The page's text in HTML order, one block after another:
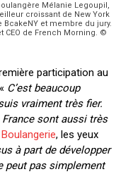
Mélanie Legoupil,
croissant de New York
et membre du jury.
CEO de French Morning. ©
participation au
C’est beaucoup
vraiment très fier.
sont aussi très
, les yeux
à part de développer
peut pas simplement